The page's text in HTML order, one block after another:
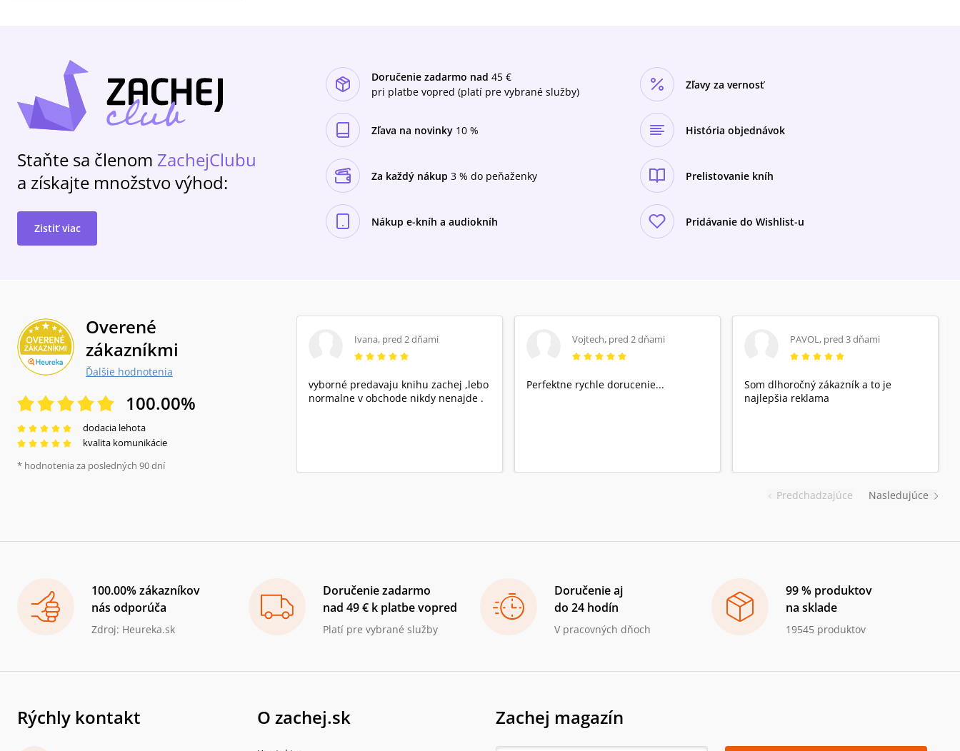
Staňte sa členom ZachejClubu
a získajte množstvo výhod:
Zistiť viac
Doručenie zadarmo nad 45 €
pri platbe vopred (platí pre vybrané služby)
Zľavy za vernosť
Zľava na novinky 10 % História objednávok
Za každý nákup 3 % do peňaženky Prelistovanie kníh
Nákup e-kníh a audiokníh Pridávanie do Wishlist-u
Overené
zákazníkmi
Ďalšie hodnotenia
100.00%
dodacia lehota
kvalita komunikácie
* hodnotenia za posledných 90 dní
Predchadzajúce
Ivana, pred 2 dňami
vyborné predavaju knihu zachej ,lebo
normalne v obchode nikdy nenajde .
Vojtech, pred 2 dňami
Perfektne rychle dorucenie...
PAVOL, pred 3 dňami
Som dlhoročný zákazník a to je
najlepšia reklama
Nasledujúce
100.00% zákazníkov
nás odporúča
Zdroj: Heureka.sk
Doručenie zadarmo
nad 49 € k platbe vopred
Platí pre vybrané služby
Doručenie aj
do 24 hodín
V pracovných dňoch
99 % produktov
na sklade
19545 produktov
Rýchly kontakt O zachej.sk Zachej magazín